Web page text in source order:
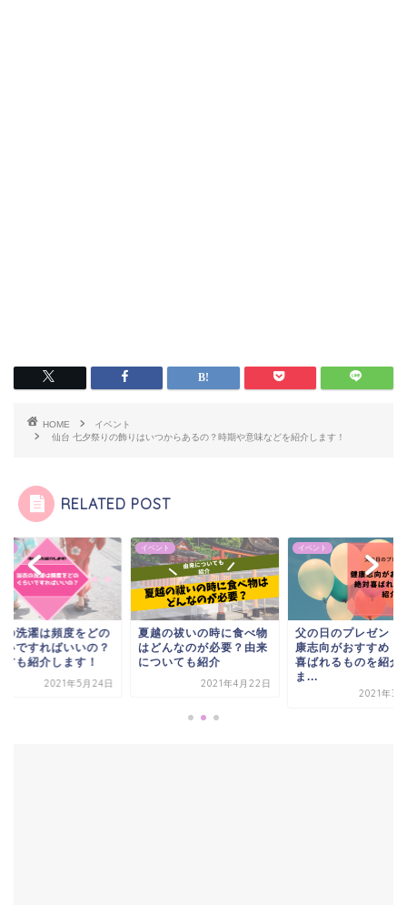
HOME
イベント
仙台 七夕祭りの飾りはいつからあるの？時期や意味などを紹介します！
RELATED POST
の洗濯は頻度をどの
いですればいいの？
方も紹介します！
2021年5月24日
イベント
夏越の祓いの時に食べ物
はどんなのが必要？由来
についても紹介
2021年4月22日
イベント
父の日のプレゼント
康志向がおすすめ！
喜ばれるものを紹介
ま...
2021年3